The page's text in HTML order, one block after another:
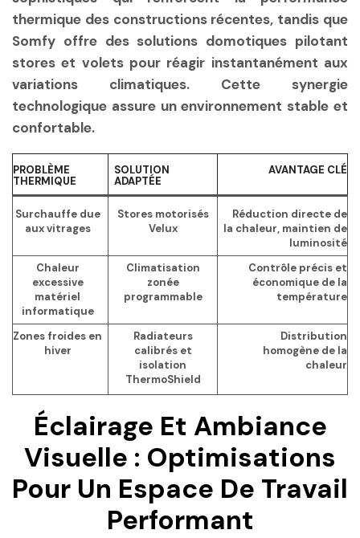
thermique des constructions récentes, tandis que
Somfy offre des solutions domotiques pilotant
stores et volets pour réagir instantanément aux
variations climatiques. Cette synergie
technologique assure un environnement stable et
confortable.
PROBLÈME
THERMIQUE
SOLUTION
ADAPTÉE
AVANTAGE CLÉ
Surchauffe due
aux vitrages
Stores motorisés
Velux
Réduction directe de
la chaleur, maintien de
luminosité
Chaleur
excessive
matériel
informatique
Climatisation
zonée
programmable
Contrôle précis et
économique de la
température
Zones froides en
hiver
Radiateurs
calibrés et
isolation
ThermoShield
Distribution
homogène de la
chaleur
Éclairage Et Ambiance
Visuelle : Optimisations
Pour Un Espace De Travail
Performant